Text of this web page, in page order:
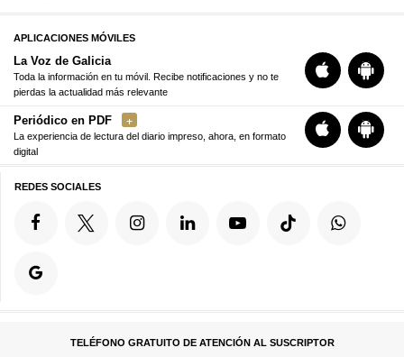
APLICACIONES MÓVILES
La Voz de Galicia
Toda la información en tu móvil. Recibe notificaciones y no te
pierdas la actualidad más relevante
Periódico en PDF
La experiencia de lectura del diario impreso, ahora, en formato
digital
REDES SOCIALES
TELÉFONO GRATUITO DE ATENCIÓN AL SUSCRIPTOR